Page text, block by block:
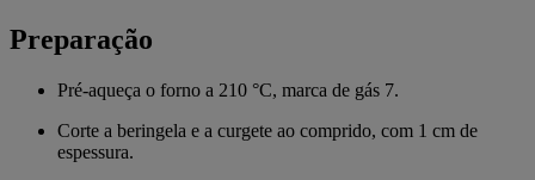
Preparação
Pré-aqueça o forno a 210 °C, marca de gás 7.
Corte a beringela e a curgete ao comprido, com 1 cm de
espessura.